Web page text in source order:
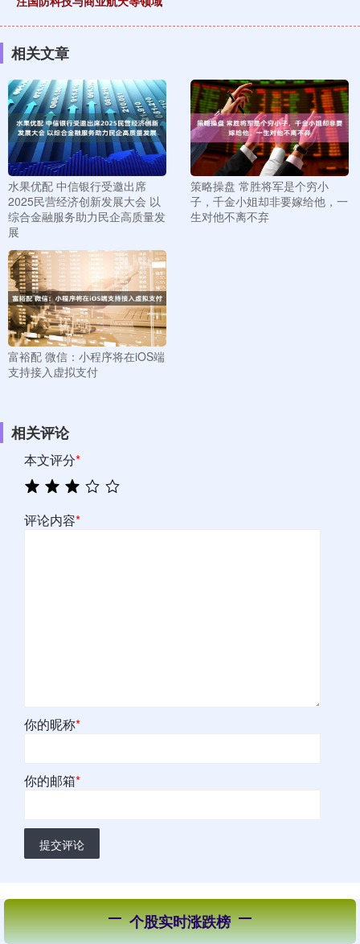
相关文章
水果优配 中信银行受邀出席
2025民营经济创新发展大会 以
综合金融服务助力民企高质量发
展
策略操盘 常胜将军是个穷小
子，千金小姐却非要嫁给他，一
生对他不离不弃
富裕配 微信：小程序将在iOS端
支持接入虚拟支付
相关评论
本文评分*
评论内容*
你的昵称*
你的邮箱*
提交评论
个股实时涨跌榜